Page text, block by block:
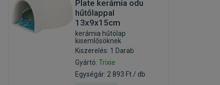
Plate kerámia odu
hűtőlappal
13x9x15cm
kerámia hűtölap
kisemlősöknek
Kiszerelés: 1 Darab
Gyártó:Trixie
Egységár: 2 893 Ft / db